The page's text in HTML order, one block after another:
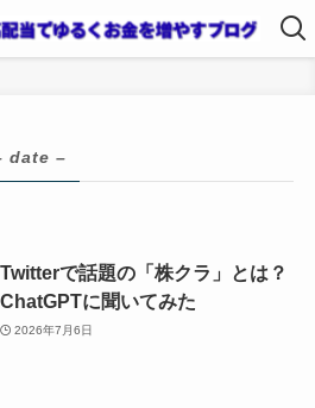
date –
Twitterで話題の「株クラ」とは？
ChatGPTに聞いてみた
2026年7月6日